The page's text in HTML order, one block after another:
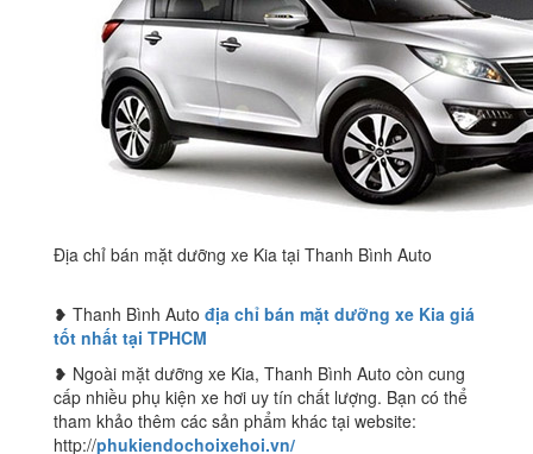
Địa chỉ bán mặt dưỡng xe Kia tại Thanh Bình Auto
❥ Thanh Bình Auto địa chỉ bán mặt dưỡng xe Kia giá
tốt nhất tại TPHCM
❥ Ngoài mặt dưỡng xe Kia, Thanh Bình Auto còn cung
cấp nhiều phụ kiện xe hơi uy tín chất lượng. Bạn có thể
tham khảo thêm các sản phẩm khác tại website:
http://phukiendochoixehoi.vn/